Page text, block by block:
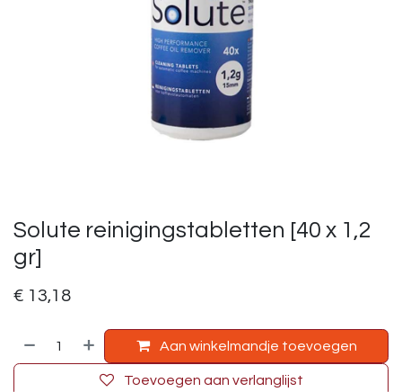
Solute reinigingstabletten [40 x 1,2
gr]
€ 13,18
Aan winkelmandje toevoegen
Toevoegen aan verlanglijst